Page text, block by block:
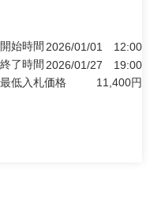
開始時間 2026/01/01
12:00
終了時間 2026/01/27
19:00
最低入札価格
11,400円